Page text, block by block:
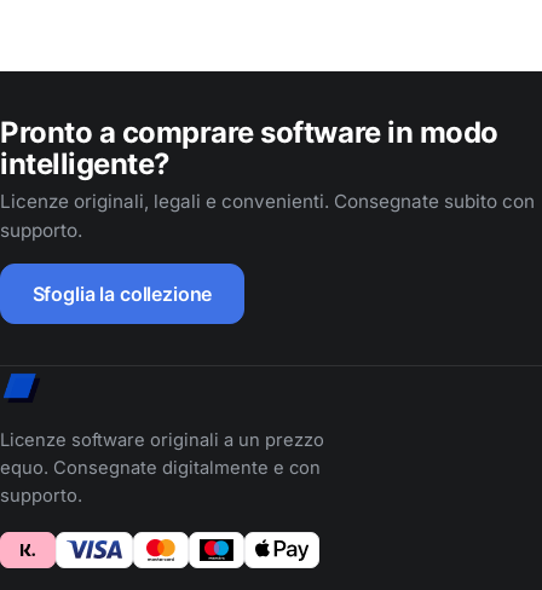
Pronto a comprare software in modo
intelligente?
Licenze originali, legali e convenienti. Consegnate subito con
supporto.
Sfoglia la collezione
Licenze software originali a un prezzo
equo. Consegnate digitalmente e con
supporto.